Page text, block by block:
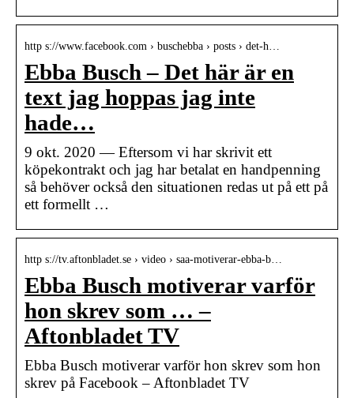
http s://www.facebook.com › buschebba › posts › det-h…
Ebba Busch – Det här är en
text jag hoppas jag inte
hade…
9 okt. 2020 — Eftersom vi har skrivit ett
köpekontrakt och jag har betalat en handpenning
så behöver också den situationen redas ut på ett på
ett formellt …
http s://tv.aftonbladet.se › video › saa-motiverar-ebba-b…
Ebba Busch motiverar varför
hon skrev som … –
Aftonbladet TV
Ebba Busch motiverar varför hon skrev som hon
skrev på Facebook – Aftonbladet TV